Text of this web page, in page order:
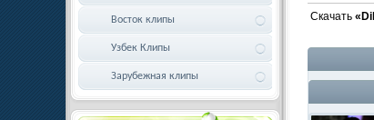
Скачать
Восток клипы
Узбек Клипы
Зарубежная клипы